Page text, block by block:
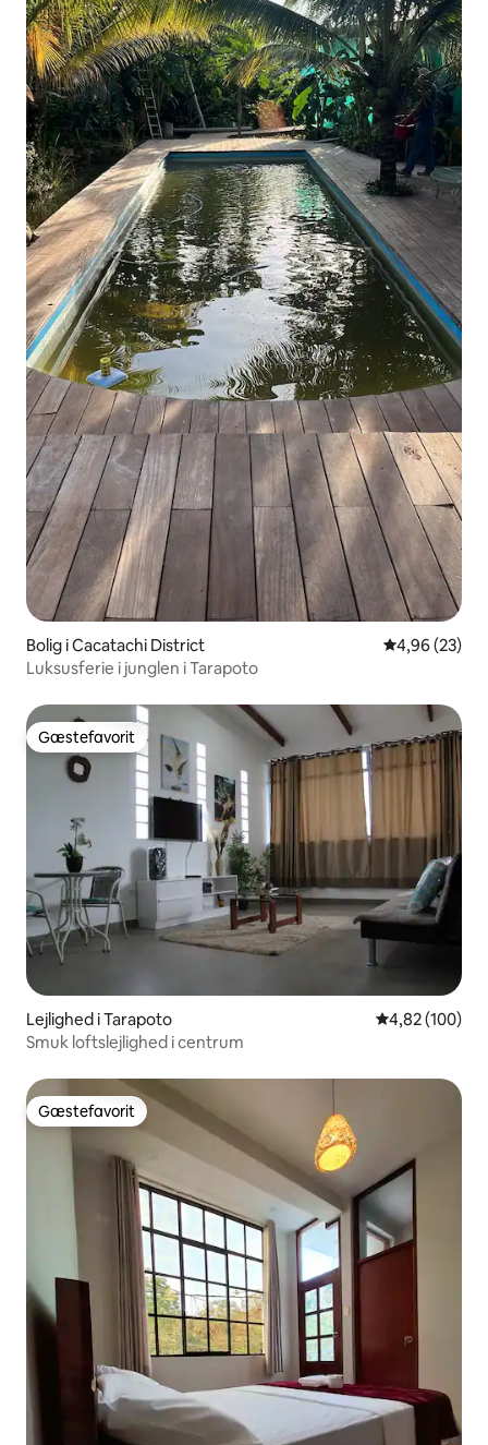
Bolig i Cacatachi District 4,96 ud af 5 i
4,96 (23)
Luksusferie i junglen i Tarapoto
Gæstefavorit
Gæstefavorit
Lejlighed i Tarapoto 4,82 ud af 5 i
4,82 (100)
Smuk loftslejlighed i centrum
Gæstefavorit
Gæstefavorit